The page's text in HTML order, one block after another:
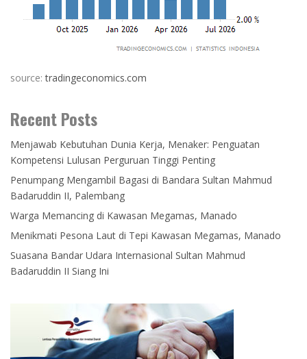
source:tradingeconomics.com
Recent Posts
Menjawab Kebutuhan Dunia Kerja, Menaker: Penguatan
Kompetensi Lulusan Perguruan Tinggi Penting
Penumpang Mengambil Bagasi di Bandara Sultan Mahmud
Badaruddin II, Palembang
Warga Memancing di Kawasan Megamas, Manado
Menikmati Pesona Laut di Tepi Kawasan Megamas, Manado
Suasana Bandar Udara Internasional Sultan Mahmud
Badaruddin II Siang Ini